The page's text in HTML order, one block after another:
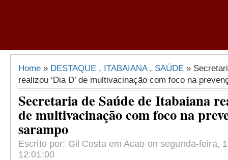
Home » DESTAQUE , ITABAIANA, SAÚDE »
realizou ‘Dia D’ de multivacinação com foco na
Secretaria de Saúde de Itabaiana
de multivacinação com foco na
sarampo
Escrito por: Gil Costa em Acao on segunda-feira,
12:01:00